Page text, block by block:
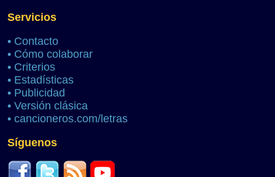
Servicios
• Contacto
• Cómo colaborar
• Criterios
• Estadísticas
• Publicidad
• Versión clásica
• cancioneros.com/letras
Síguenos